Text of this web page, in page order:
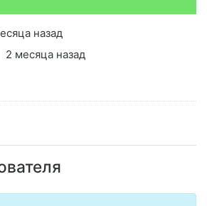
назад
2 месяца назад